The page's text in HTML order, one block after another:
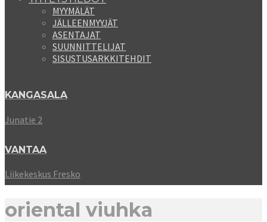
MYYMÄLÄT
JÄLLEENMYYJÄT
ASENTAJAT
SUUNNITTELIJAT
SISUSTUSARKKITEHDIT
KANGASALA
Junatie 2
VANTAA
Liikekeskus Fresko
oriental viuhka